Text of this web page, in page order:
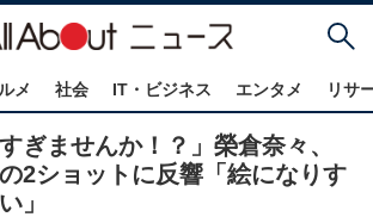
メ 社会 IT・ビジネス エンタメ リサ
ぎませんか！？」榮倉奈々、
2ショットに反響「絵になりす
」